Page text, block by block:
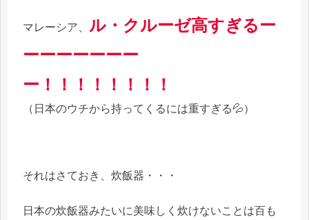
マレーシア、 ル・クルーゼ高すぎるー
ーーーーーーー
ー！！！！！！！！
（日本のウチから持ってくるには重すぎる💦）
それはさておき、炊飯器・・・
日本の炊飯器みたいに美味しく炊けないことは百も